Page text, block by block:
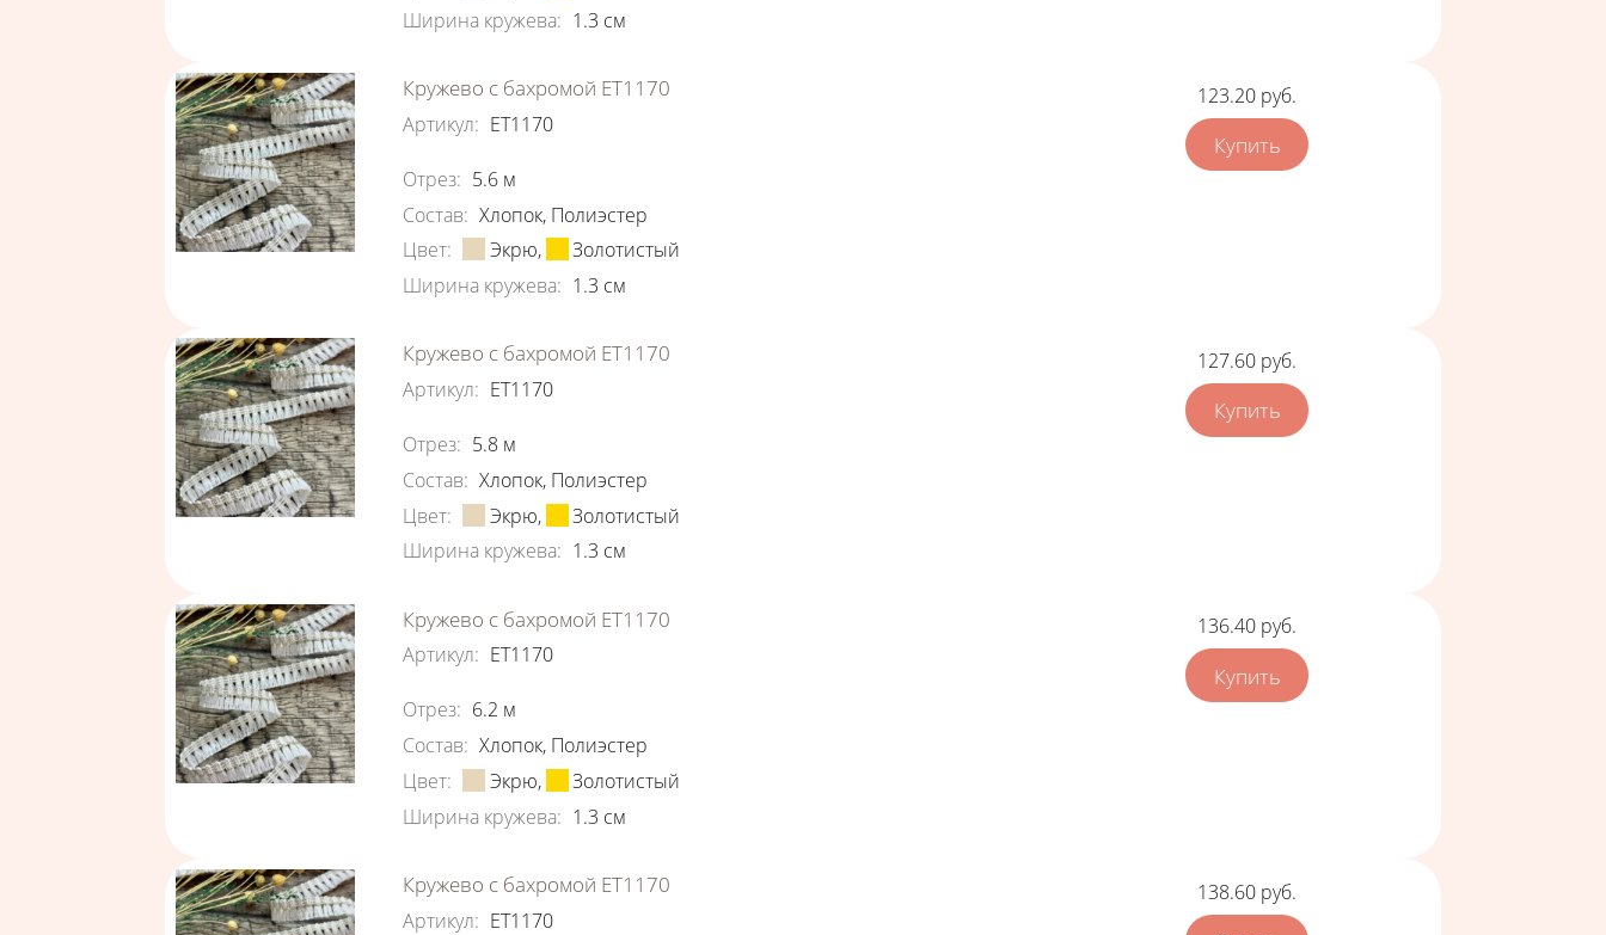
Ширина кружева: 1.3 см
Кружево с бахромой ЕТ1170
Артикул: ЕТ1170
Характеристики
Отрез: 5.6 м
Состав: Хлопок, Полиэстер
Цвет: Экрю,
Золотистый
Ширина кружева: 1.3 см
Цена
123.20 руб.
Кружево с бахромой ЕТ1170
Артикул: ЕТ1170
Характеристики
Отрез: 5.8 м
Состав: Хлопок, Полиэстер
Цвет: Экрю,
Золотистый
Ширина кружева: 1.3 см
Цена
127.60 руб.
Кружево с бахромой ЕТ1170
Артикул: ЕТ1170
Характеристики
Отрез: 6.2 м
Состав: Хлопок, Полиэстер
Цвет: Экрю,
Золотистый
Ширина кружева: 1.3 см
Цена
136.40 руб.
Кружево с бахромой ЕТ1170
Артикул: ЕТ1170
Цена
138.60 руб.